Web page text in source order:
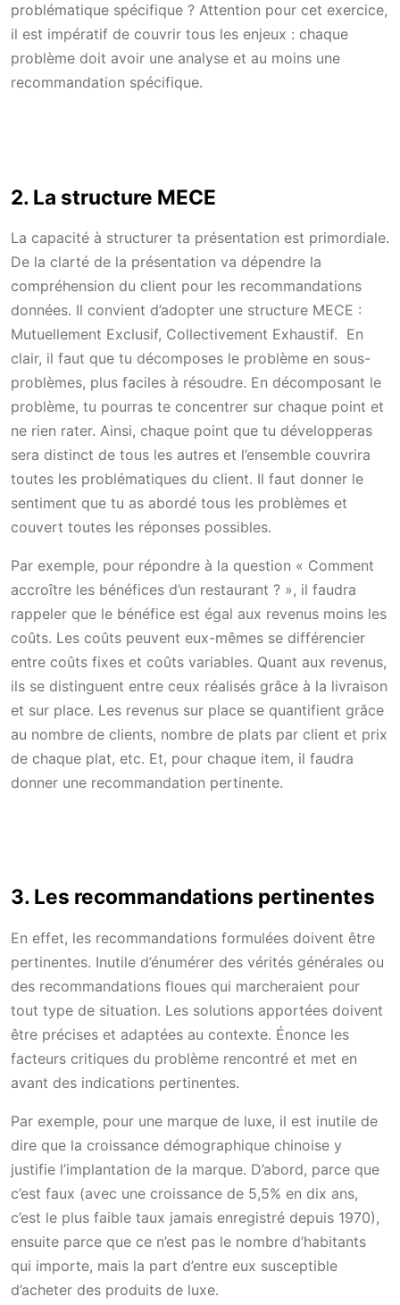
problématique spécifique ? Attention pour cet exercice,
il est impératif de couvrir tous les enjeux : chaque
problème doit avoir une analyse et au moins une
recommandation spécifique.
2. La structure MECE
La capacité à structurer ta présentation est primordiale.
De la clarté de la présentation va dépendre la
compréhension du client pour les recommandations
données. Il convient d’adopter une structure MECE :
Mutuellement Exclusif, Collectivement Exhaustif. En
clair, il faut que tu décomposes le problème en sous-
problèmes, plus faciles à résoudre. En décomposant le
problème, tu pourras te concentrer sur chaque point et
ne rien rater. Ainsi, chaque point que tu développeras
sera distinct de tous les autres et l’ensemble couvrira
toutes les problématiques du client. Il faut donner le
sentiment que tu as abordé tous les problèmes et
couvert toutes les réponses possibles.
Par exemple, pour répondre à la question « Comment
accroître les bénéfices d’un restaurant ? », il faudra
rappeler que le bénéfice est égal aux revenus moins les
coûts. Les coûts peuvent eux-mêmes se différencier
entre coûts fixes et coûts variables. Quant aux revenus,
ils se distinguent entre ceux réalisés grâce à la livraison
et sur place. Les revenus sur place se quantifient grâce
au nombre de clients, nombre de plats par client et prix
de chaque plat, etc. Et, pour chaque item, il faudra
donner une recommandation pertinente.
3. Les recommandations pertinentes
En effet, les recommandations formulées doivent être
pertinentes. Inutile d’énumérer des vérités générales ou
des recommandations floues qui marcheraient pour
tout type de situation. Les solutions apportées doivent
être précises et adaptées au contexte. Énonce les
facteurs critiques du problème rencontré et met en
avant des indications pertinentes.
Par exemple, pour une marque de luxe, il est inutile de
dire que la croissance démographique chinoise y
justifie l’implantation de la marque. D’abord, parce que
c’est faux (avec une croissance de 5,5% en dix ans,
c’est le plus faible taux jamais enregistré depuis 1970),
ensuite parce que ce n’est pas le nombre d’habitants
qui importe, mais la part d’entre eux susceptible
d’acheter des produits de luxe.